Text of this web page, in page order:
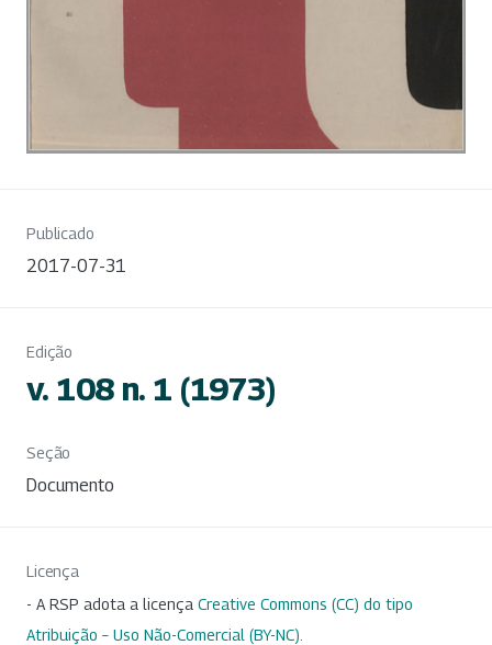
Publicado
2017-07-31
Edição
v. 108 n. 1 (1973)
Seção
Documento
Licença
- A RSP adota a licença Creative Commons (CC) do tipo
Atribuição – Uso Não-Comercial (BY-NC)